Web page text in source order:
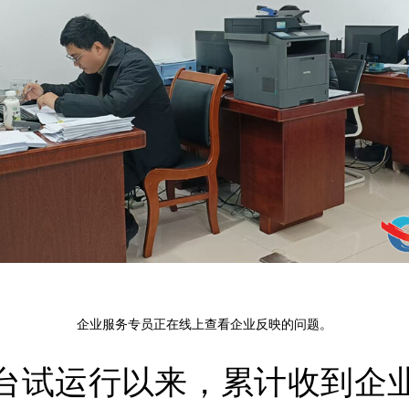
企业服务专员正在线上查看企业反映的问题。
试运行以来，累计收到企